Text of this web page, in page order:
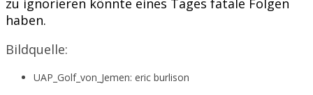
zu ignorieren könnte eines Tages fatale Folgen
haben.
Bildquelle:
UAP_Golf_von_Jemen: eric burlison